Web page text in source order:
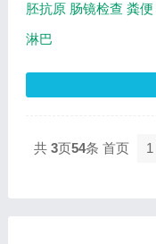
胚抗原 肠镜检查 粪便
淋巴
共 3页54条 首页 1